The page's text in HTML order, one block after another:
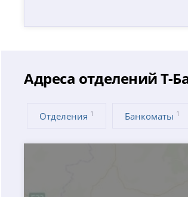
Адреса отделений Т-
Отделения 1 Банкоматы 1